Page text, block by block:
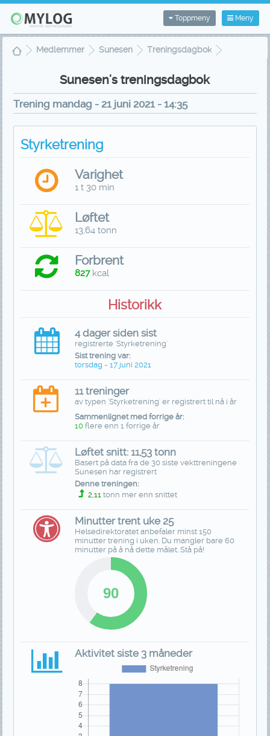
Meny
Toppmeny
Medlemmer Sunesen
Treningsdagbok
Sunesen's treningsdagbok
Trening mandag - 21 juni 2021 - 14:35
Styrketrening
Varighet
1 t 30 min
Løftet
13,64 tonn
Forbrent
827kcal
Historikk
4 dager siden sist
registrerte 'Styrketrening'
Sist trening var:
torsdag - 17 juni 2021
11 treninger
av typen 'Styrketrening' er registrert til nå i år
Sammenlignet med forrige år:
10 flere enn 1 forrige år
Løftet snitt: 11,53 tonn
Basert på data fra de 30 siste vekttreningene
Sunesen har registrert
Denne treningen:
2,11 tonn mer enn snittet
Minutter trent uke 25
Helsedirektoratet anbefaler minst 150
minutter trening i uken. Du mangler bare 60
minutter på å nå dette målet. Stå på!
Aktivitet siste 3 måneder